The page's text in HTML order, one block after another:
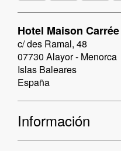
Hotel Maison Carrée
c/ des Ramal, 48
07730 Alayor - Menorca
Islas Baleares
España
Información